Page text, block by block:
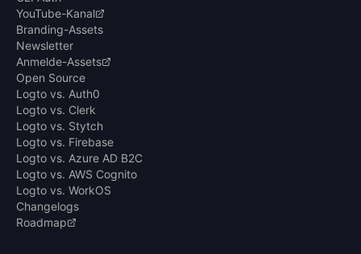
YouTube-Kanal
Branding-Assets
Newsletter
Anmelde-Assets
Open Source
Logto vs. Auth0
Logto vs. Clerk
Logto vs. Stytch
Logto vs. Firebase
Logto vs. Azure AD B2C
Logto vs. AWS Cognito
Logto vs. WorkOS
Changelogs
Roadmap